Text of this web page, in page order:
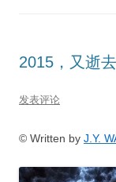
2015，又逝
发表评论
© Written by J.Y.